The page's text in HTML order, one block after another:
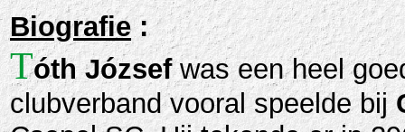
Biografie:
Tóth Józsefwas een heel
clubverband vooral speelde bij